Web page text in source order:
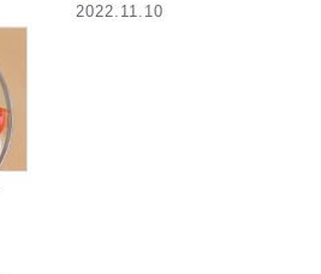
2022.11.10